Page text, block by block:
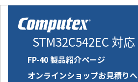
STM32C542EC 対応
FP-40 製品紹介ページ
オンラインショップお見積りへ